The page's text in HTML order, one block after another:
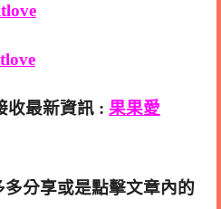
收最新資訊 : 果果愛
分享或是點擊文章內的